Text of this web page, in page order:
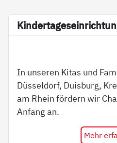
In unseren Kitas und
Düsseldorf, Duisburg,
am Rhein fördern wir
Anfang an.
Mehr